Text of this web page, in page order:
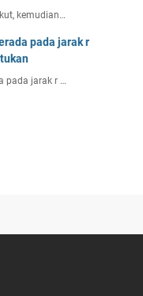
kemudian…
pada jarak r
pada jarak r …